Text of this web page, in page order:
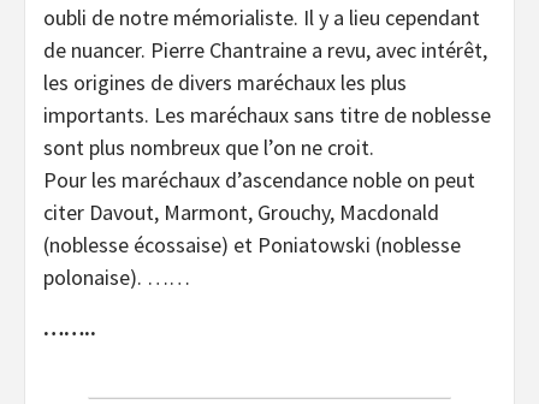
oubli de notre mémorialiste. Il y a lieu cependant
de nuancer. Pierre Chantraine a revu, avec intérêt,
les origines de divers maréchaux les plus
importants. Les maréchaux sans titre de noblesse
sont plus nombreux que l’on ne croit.
Pour les maréchaux d’ascendance noble on peut
citer Davout, Marmont, Grouchy, Macdonald
(noblesse écossaise) et Poniatowski (noblesse
polonaise). ……
……..